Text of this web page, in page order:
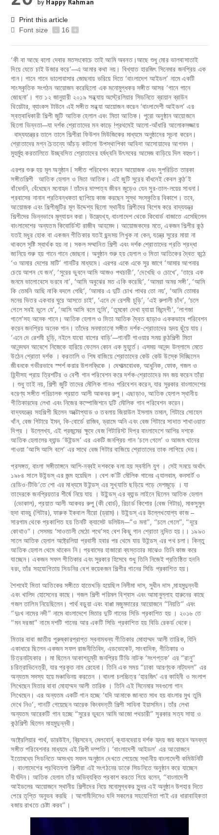
by Happy Rahman
Print this article
Font size
- 16 +
‘কী বা আছে বলো দেবার মতসংকোচে তাই আমি অবনত।আছে শুধু মোর ভালবাসাতাই
দিয়ে যেতে চাই উজার করে’—এ আমার কথা নয়। বিখ্যাত হারজিৎ সিনেমার জনপ্রিয় এক
গান। গানে গানে ভালোবাসার জোছনায় ভরিয়ে দিতে ‘বাংলাদেশ আইডল’ নামে একটি
সাংস্কৃতিক সংগঠন আয়োজন করেছিলো এক মনোমুগ্ধকর সঙ্গীত আসর ‘গানে গানে
জোছনা’। গত ১২ জানুয়ারী ২০১৯ সন্ধ্যায় অস্ট্রেলিয়ার সিডনিতে ব্রায়ান ব্রাউন
থিয়েটার, ব্যাংকস টাউনে এই সঙ্গীত সন্ধ্যা আয়োজন করেন ‘বাংলাদেশী আইডল’ এর
স্বত্বাধিকারী শিল্পী জুটি আতিক হেলাল এবং মিতা আতিক। পুরো অনুষ্ঠান আয়োজনে
ছিলো ভিন্নতা—যা দর্শক শ্রোতাদের মন কাড়ে !প্রথমেই আলো-আঁধারি আলোকসজ্জায়
বাদ্যযন্ত্রের তালে তালে শিল্পীরা ফিউশন মিউজিকের মাধ্যমে অনুষ্ঠানের সূচনা করেন।
শ্রোতাদের মগ্ন চৈতন্যে আঁচড় কাটলো উপস্থাপিকা আবিদা আসোয়াদের আগমন ।
মুহুর্মুহু করতালিতে উচ্ছ্বসিত শ্রোতাদের হর্ষধ্বনি উৎসবের আমেজ বাড়িয়ে দিল বহুগুণ।
এরপর শুরু হয় মূল অনুষ্ঠান I সঙ্গীত পরিবেশন করেন আয়োজক এবং সুপরিচিত তারকা
সঙ্গীতশিল্পী আতিক হেলাল ও মিতা আতিক। এই জুটি সুরের বাঁধনেই কেবল কন্ঠ’ই
বাঁধেননি, বেঁধেছেন মনোহৃদ ! তাঁদের দাম্পত্য জীবন জুড়েও যেন সুর-তাল-লয়ের সাধনা I
প্রবাসের নানান প্রতিবন্ধকতা ছাপিয়ে কাজ করছেন সুস্থ সংস্কৃতির বিকাশে। তবে,
আয়োজক এবং শিল্পীজুটির মূল উদ্দেশ্য ছিলো স্থানীয় শিল্পীদের বিশেষ করে বাদ্যযন্ত্র
শিল্পীদের ভিন্নভাবে মূল্যায়ন করা। উল্ল্যেখ্য, বাংলাদেশ থেকে কিবোর্ড বাজাতে এসেছিলেন
বাংলাদেশের অন্যতম কিবোর্ডিস্ট রাজীব আহমেদ। আয়োজকদের মতে, একজন শিল্পীর কন্ঠ
যতই মধুর হোক বা একজন গীতিকার যতই ছন্দময় লিখুক না কেন, যন্ত্রে সুরের মায়া না
থাকলে সৃষ্টি স্বার্থক হয় না। সকল সম্মানিত শিল্পী এবং দর্শক শ্রোতাদের প্রতি শ্রদ্ধা
জানিয়ে শুরু হয় গানে গানে জোছনা। অনুষ্ঠান শুরু হয় হেলাল ও মিতা আতিকের দ্বৈত কন্ঠে
‘ও আমার দেশের মাটি’ গানটির মাধ্যমে। এরপর একে একে সুর জাগে ‘আমার আপনার
চেয়ে আপন যে জন’, ‘সুরের ভুবনে আমি আজও পথচারী’, ‘দেখেছি ও চোখে’, ‘তারে এক
জনমে ভালোবেসে ভরবে না’, ‘আমি অবুঝের মত একি করেছি’, ‘আমরা অমর সঙ্গী’, ‘আমি
কি তেমনি আছি নাকি বদলে গেছি’, ‘আমার এ দুটি চোখ পাথর তো নয়’, ‘আমি তোমার
মনের ভিতর একবার ঘুরে আসতে চাই’, ‘এনে দে রেশমী চুড়ি’, ‘এই রুপালী চাঁদ’, ‘চলে
গেলে সবই ভুলে যে’, ‘আসি আসি বলে তুমি’, ‘তুমকো দেখা হ্যায়া জিন্দেগী’, ‘লাগজা
গালে’সহ অনেক গানে। আতিক হেলাল ও মিতা আতিক দ্বৈত ছাড়াও এককভাবে পরিবেশন
করেন জনপ্রিয় অনেক গান। তাঁদের মনমাতানো সঙ্গীত দর্শক-শ্রোতাদের হৃদয় ছুঁয়ে যায়।
‘এনে দে রেশমী চুড়ি, নইলে যাবো বাপের বাড়ি’—গানটি গাওয়ার সময় কন্ঠশিল্পী মিতা
আনন্দঘন আবেশে নিজেকে হারিয়ে ফেলেন কোন এক মুহূর্তে। এসময় আনন্দ উল্লাসে মেতে
উঠেন শ্রোতা দর্শক । করতালি ও শিষ বাজিয়ে শ্রোতাদের কেউ কেউ উস্কে দিচ্ছিলেন
জীবনকে গভীরভাবে স্পর্শ করার উপলব্ধিকে । দেশাত্মবোধক, আধুনিক, ফোক, গজল ও
হিন্দীসহ প্রায় ত্রিশটির ও বেশী গান পরিবেশন করে দর্শক-শ্রোতাদের মন জয় করেন তাঁরা
। শুধু তাই নয়, শিল্পী জুটি তাদের মৌলিক গানও পরিবেশন করেন, যার সুরকার বাংলাদেশের
বরেণ্য সঙ্গীত পরিচালক প্রয়াত আলী আকবর রুপু। এছাড়াও, আতিক হেলাল স্থানীয়
গীতিকারদের লেখা এবং নিজের কম্পোজিশনে দুটি মৌলিক গান পরিবেশন করেন।
বাদ্যযন্ত্রে সহশিল্পী ছিলেন অক্টোপ্যাড ও তবলায় জিয়াউল ইসলাম তমাল, গিটারে সোহেল
খাঁন, বেজ গিটারে ইমন, কি-বোর্ডে রাজিব, ড্রামে অনি এবং বেজ গিটারে সাদাত শাখাওয়াত
দিপ্র । উল্লেখ্য, এই প্রজন্মের ক্ষুদে বেজ গিটারিস্ট দিপ্র বাংলাদেশে আশির দশকে
আতিক হেলালের ব্যান্ড ‘উইন্ডস’ এর একটি জনপ্রিয় গান ‘চলে গেলে’ ও আজম খানের
গাওয়া ‘আসি আসি বলে’ এর সাথে বেজ গিটার বাজিয়ে শ্রোতাদের তাক লাগিয়ে দেয়।
প্রসঙ্গত, বাংলা সঙ্গীতাঙ্গনে আশি-নব্বই দশককে বলা হয় স্বর্নালি যুগ । সেই সময়ে অর্থাৎ
১৯৮৪ সালে উইন্ডস্ এর জন্ম হয়েছিল । বেশ ক’টি মৌলিক গানের এ্যালবাম, কনসার্ট ও
রেডিও-টিভি’তে শো এর মাধ্যমে উইন্ডস্ এর সুখ্যাতি ছড়িয়ে পড়ে দেশজুড়ে । যা
তাদেরকে জনপ্রিয়তার শীর্ষে নিয়ে যায় । উইন্ডস্ এর ব্যান্ড লাইনে ছিলেন আতিক হেলাল
(ভোকাল), প্রয়াত আলী আকবর রুপু (কী বোর্ড), রিচার্ড কিশোর (বেজ গিটার), মাকসুমুল
হুদা বাড্ডু (গিটার), ফারুক ইকবাল নীরো (ড্রাম)। উইন্ডস্ এর উল্লেখযোগ্য কাজ –
সারগাম থেকে প্রকাশিত হয় তিনটি ক‍্যাসেট ভলিউম—”ও মনা”, “চলে গেলে”, “দূরে
কোথাও”। সেসময় ‘সাওতালী মেঠো পথে’সহ বেশ কিছু গান শ্রোতা নন্দিত হয়।। ১৯৯৩
সালে আতিক হেলাল অষ্ট্রেলিয়া প্রবাসী হবার পর থেমে যায় উইন্ডস্ এর পথ চলা। কিন্তু
আতিক হেলাল থেমে থাকেন নি। প্রবাসের হাজারো ব্যস্ততার মাঝেও তিনি কাজ করে
যাচ্ছেন। একজন সফল গীতিকার এবং সুরকার হিসেবে শুধু তিনি নিজেই প্রতিষ্ঠিত হননি
বরং, তাঁর সহযোগিতায় সিডনির বেশ কয়েকজন শিল্পীর গানের সিডি প্রকাশিত হয়।
শৈশবেই মিতা আতিকের সঙ্গীতে হাতেখড়ি হয়েছিল নিলীমা দাস, সুধীন দাস ,মাহমুদুন্নবী
এবং খালিদ হোসেনের কাছে। গজল শিল্পী পরিমল বিশ্বাস এবং আমানুল্লাহ হারুনের কাছে
গজল তালিম নিয়েছিলেন। পার্থ বড়ুয়া এবং বাপ্পা মজুমদারের আয়োজনে “নিয়তি” এবং
“দুঃখ নামের নদী” নামে বাংলাদেশে মিতার দুটি গানের সিডি প্রকাশিত হয় । ২০১৬ তে
“মন দরজা” নামে দশটি গানের আর একটি সিডি প্রকাশিত হয় বিডি রেকর্ড থেকে।
মিতার বাবা জাতীয় পুরুষ্কারপ্রাপ্ত স্বনামধন্য গীতিকার মোহাম্মদ আলী তারিক, যিনি
একাধারে ছিলেন একজন সফল রাজনীতিবিদ, এডভোকেট, সাংবাদিক, গীতিকার ও
চিত্রনাট্যকার । মা ছিলেন আকাশচুম্বী জনপ্রিয় টিভি নাটক ‘সংশপ্তক’ এর “রানু”
চরিত্রাভিনেত্রী, যার প্রকৃত নাম রেহেনা। তিনি এক সময় “ঢাকা আরণ্যক নাট্যদল” এর
অন্যতম সদস্য হয়ে মঞ্চাভিনয় করতেন । বাংলা চলচ্চিত্র ‘হারজিৎ’ এর কাহিনী ও সংলাপ
লিখেছেন মিতার বাবা মোহাম্মদ আলী তারিক । তিনি এই সিনেমার সবগুলো গান
লিখেছেন। এর অন্যতম একটি গান হচ্ছে ‘যদি আমাকে জানতে সাধ হয় বাংলার মুখ তুমি
দেখে নিও’, গানটি গেয়েছেন আরেক কিংবদন্তী শিল্পী সাবিনা ইয়াসমিন। তাঁর লেখা
অন্যতম আরেকটি গান হচ্ছে “সুরের ভুবনে আমি আজো পথচারী” সুরকার সত্য সাহা ও
কন্ঠশিল্পী ছিলেন মাহমুদুন্নবী।
অষ্ট্রেলিয়ার পার্থ, ডারউইন, ব্রিসবেন, মেলবোর্ন, ক‍্যানবেরায় দর্শক হৃদয় জয় করেন অনবদ্য
সঙ্গীত পরিবেশনার মাধ্যমে এই শিল্পী দম্পতি। ‘বাংলাদেশী আইডল’ এর আয়োজনে
ইতোমধ্যে সিডনিতে অসংখ্য সফল অনুষ্ঠান দেখতে পেয়েছে স্থানীয় বাংলাদেশী কমিউনিটি
। বাংলাদেশের প্রথিতযশা শিল্পীরা এই সংগঠনের ডাকে সিডনিতে অনুষ্ঠান করে যাচ্ছেন
দীর্ঘদিন। আতিক হেলাল তাঁর অভিব্যক্তি প্রকাশ করতে গিয়ে বলেন, “বাংলাদেশী
আইডলের আয়োজনে স্থানীয় শিল্পীদের নিয়ে মনোমুগ্ধকর সুন্দর এই অনুষ্ঠান উপহার দিতে
পেরে তৃপ্তি অনুভব করছি । আগামীদিনেও যদি সকলের সহযোগিতা পাই এর ধারাবাহিকতা
বজায় রাখতে চেষ্টা করব”।